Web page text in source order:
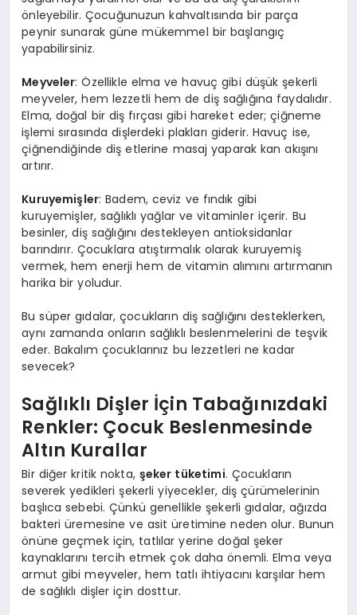
önleyebilir. Çocuğunuzun kahvaltısında bir parça
peynir sunarak güne mükemmel bir başlangıç
yapabilirsiniz.
Meyveler: Özellikle elma ve havuç gibi düşük şekerli
meyveler, hem lezzetli hem de diş sağlığına faydalıdır.
Elma, doğal bir diş fırçası gibi hareket eder; çiğneme
işlemi sırasında dişlerdeki plakları giderir. Havuç ise,
çiğnendiğinde diş etlerine masaj yaparak kan akışını
artırır.
Kuruyemişler: Badem, ceviz ve fındık gibi
kuruyemişler, sağlıklı yağlar ve vitaminler içerir. Bu
besinler, diş sağlığını destekleyen antioksidanlar
barındırır. Çocuklara atıştırmalık olarak kuruyemiş
vermek, hem enerji hem de vitamin alımını artırmanın
harika bir yoludur.
Bu süper gıdalar, çocukların diş sağlığını desteklerken,
aynı zamanda onların sağlıklı beslenmelerini de teşvik
eder. Bakalım çocuklarınız bu lezzetleri ne kadar
sevecek?
Sağlıklı Dişler İçin Tabağınızdaki
Renkler: Çocuk Beslenmesinde
Altın Kurallar
Bir diğer kritik nokta, şeker tüketimi. Çocukların
severek yedikleri şekerli yiyecekler, diş çürümelerinin
başlıca sebebi. Çünkü genellikle şekerli gıdalar, ağızda
bakteri üremesine ve asit üretimine neden olur. Bunun
önüne geçmek için, tatlılar yerine doğal şeker
kaynaklarını tercih etmek çok daha önemli. Elma veya
armut gibi meyveler, hem tatlı ihtiyacını karşılar hem
de sağlıklı dişler için dosttur.